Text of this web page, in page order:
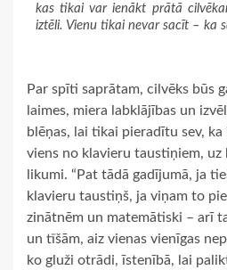
kas tikai var ienākt prātā
iztēli. Vienu tikai nevar sacīt – ka
Par spīti saprātam, cilvēks būs
laimes, miera labklājības un
blēņas, lai tikai pieradītu sev,
viens no klavieru taustiņiem, uz
likumi. “Pat tādā gadījumā, ja
klavieru taustiņš, ja viņam to
zinātnēm un matemātiski – arī
un tīšām, aiz vienas vienīgas
ko gluži otrādi, īstenībā, lai